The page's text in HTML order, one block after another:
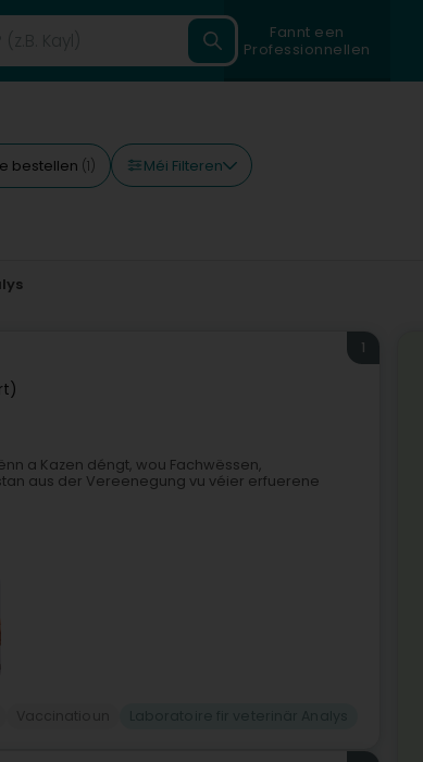
Fannt een
Professionnellen
bestellen (1) Méi Filteren
1
a Kazen déngt, wou Fachwëssen,
aus der Vereenegung vu véier erfuerene